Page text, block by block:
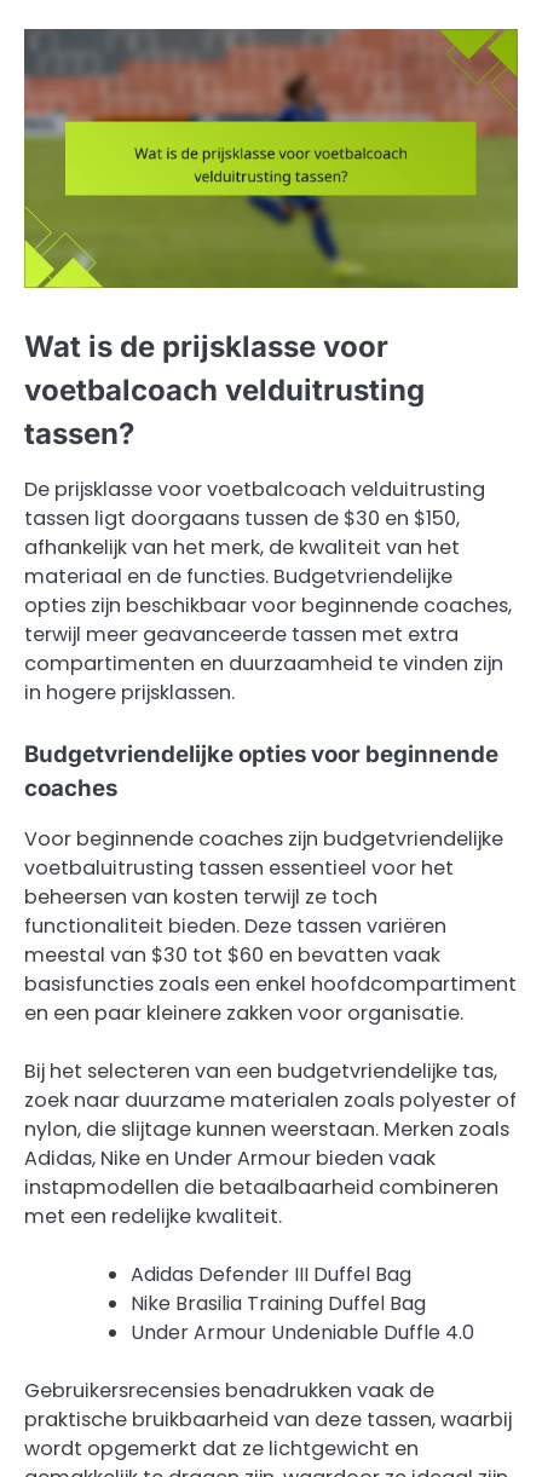
Wat is de prijsklasse voor
voetbalcoach velduitrusting
tassen?
De prijsklasse voor voetbalcoach velduitrusting
tassen ligt doorgaans tussen de $30 en $150,
afhankelijk van het merk, de kwaliteit van het
materiaal en de functies. Budgetvriendelijke
opties zijn beschikbaar voor beginnende coaches,
terwijl meer geavanceerde tassen met extra
compartimenten en duurzaamheid te vinden zijn
in hogere prijsklassen.
Budgetvriendelijke opties voor beginnende
coaches
Voor beginnende coaches zijn budgetvriendelijke
voetbaluitrusting tassen essentieel voor het
beheersen van kosten terwijl ze toch
functionaliteit bieden. Deze tassen variëren
meestal van $30 tot $60 en bevatten vaak
basisfuncties zoals een enkel hoofdcompartiment
en een paar kleinere zakken voor organisatie.
Bij het selecteren van een budgetvriendelijke tas,
zoek naar duurzame materialen zoals polyester of
nylon, die slijtage kunnen weerstaan. Merken zoals
Adidas, Nike en Under Armour bieden vaak
instapmodellen die betaalbaarheid combineren
met een redelijke kwaliteit.
Adidas Defender III Duffel Bag
Nike Brasilia Training Duffel Bag
Under Armour Undeniable Duffle 4.0
Gebruikersrecensies benadrukken vaak de
praktische bruikbaarheid van deze tassen, waarbij
wordt opgemerkt dat ze lichtgewicht en